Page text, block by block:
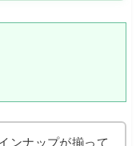
ンナップが揃って